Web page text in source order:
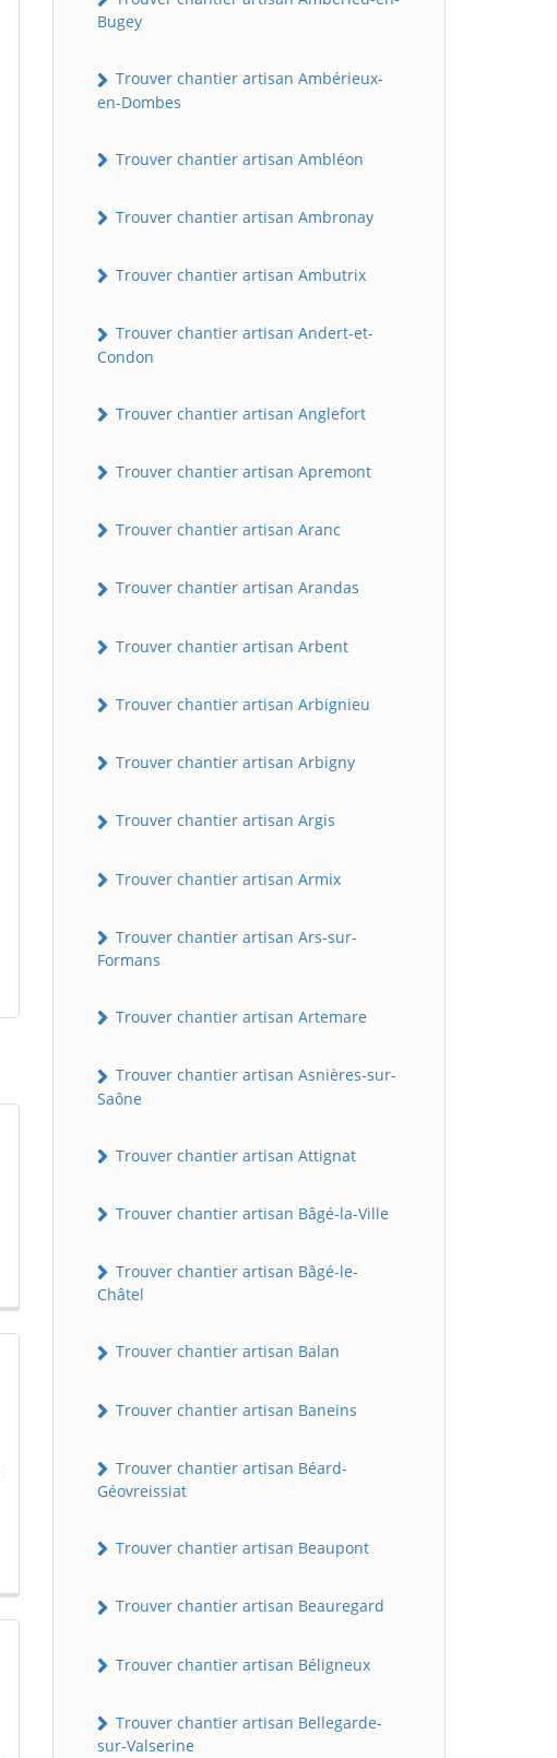
Bugey
Trouver chantier artisan Ambérieux-
en-Dombes
Trouver chantier artisan Ambléon
Trouver chantier artisan Ambronay
Trouver chantier artisan Ambutrix
Trouver chantier artisan Andert-et-
Condon
Trouver chantier artisan Anglefort
Trouver chantier artisan Apremont
Trouver chantier artisan Aranc
Trouver chantier artisan Arandas
Trouver chantier artisan Arbent
Trouver chantier artisan Arbignieu
Trouver chantier artisan Arbigny
Trouver chantier artisan Argis
Trouver chantier artisan Armix
Trouver chantier artisan Ars-sur-
Formans
Trouver chantier artisan Artemare
Trouver chantier artisan Asnières-sur-
Saône
Trouver chantier artisan Attignat
Trouver chantier artisan Bâgé-la-Ville
Trouver chantier artisan Bâgé-le-
Châtel
Trouver chantier artisan Balan
Trouver chantier artisan Baneins
Trouver chantier artisan Béard-
Géovreissiat
Trouver chantier artisan Beaupont
Trouver chantier artisan Beauregard
Trouver chantier artisan Béligneux
Trouver chantier artisan Bellegarde-
sur-Valserine